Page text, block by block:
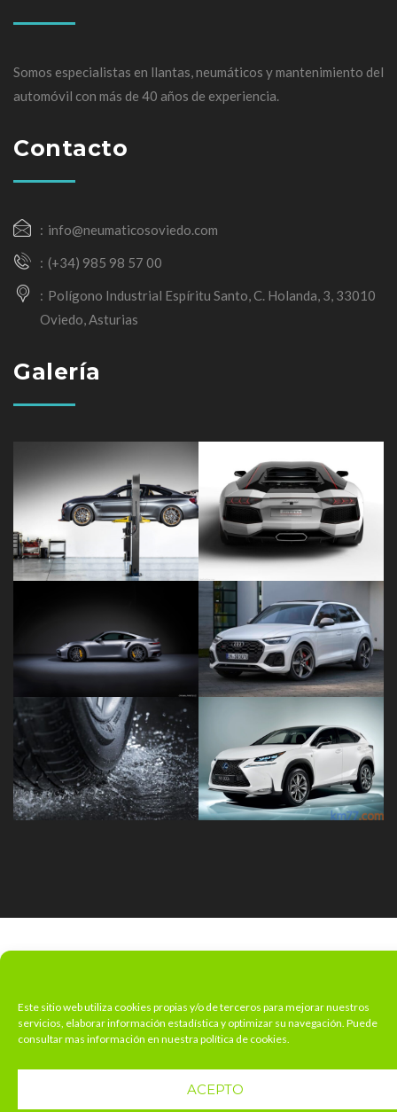
Este sitio web utiliza cookies propias y/o de terceros para mejorar nuestros
servicios, elaborar información estadística y optimizar su navegación. Puede
consultar mas información en nuestra política de cookies.
ACEPTO
Somos especialistas en llantas, neumáticos y mantenimiento del
automóvil con más de 40 años de experiencia.
Contacto
info@neumaticosoviedo.com
(+34) 985 98 57 00
Polígono Industrial Espíritu Santo, C. Holanda, 3, 33010
Oviedo, Asturias
Galería